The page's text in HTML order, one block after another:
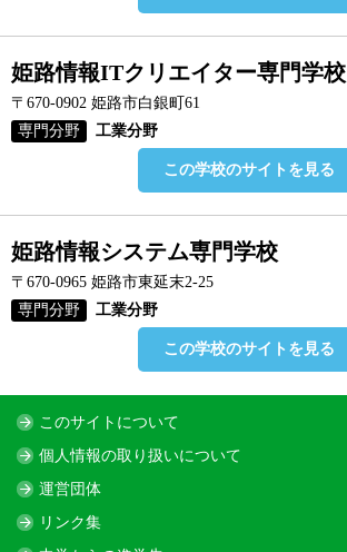
姫路情報ITクリエイター専門学校
〒670-0902 姫路市白銀町61
専門分野
工業分野
この学校のサイトを見る
姫路情報システム専門学校
〒670-0965 姫路市東延末2-25
専門分野
工業分野
この学校のサイトを見る
このサイトについて
個人情報の取り扱いについて
運営団体
リンク集